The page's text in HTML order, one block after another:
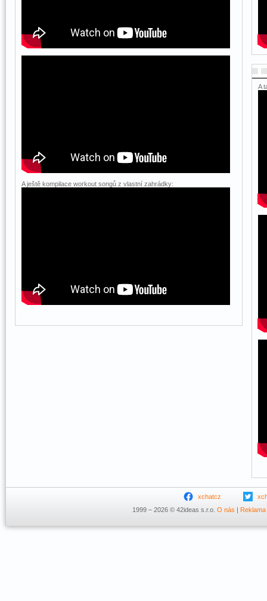
A ještě kompilace workout songů z vlastní zahrádky:
A
xchatcz
1999 – 2026 © 42ideas s.r.o.O nás |Reklama